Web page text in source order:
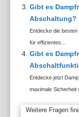
Gibt es
Abschaltung?
Entdecke die
für effizientes...
Gibt es
Entdecke jetzt
maximale Sicherheit
Weitere Fragen